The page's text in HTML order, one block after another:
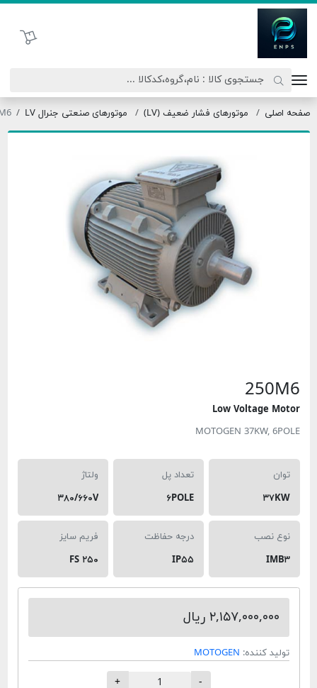
سبد خرید
اصلی موتورهای فشار ضعیف (LV) موتورهای صنعتی جنرال LV
250M6
Low Voltage Motor
MOTOGEN 37KW, 6POLE
توان
۳۷KW
تعداد پل
۶POLE
ولتاژ
۳۸۰/۶۶۰V
نوع نصب
IMB۳
درجه حفاظت
IP۵۵
فریم سایز
FS ۲۵۰
۲,۱۵۷,۰۰۰,۰۰۰ ریال
تولید کننده: MOTOGEN